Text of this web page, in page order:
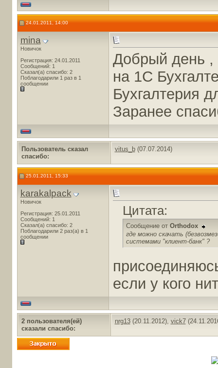
24.01.2011, 14:00
mina
Новичок
Регистрация: 24.01.2011
Сообщений: 1
Сказал(а) спасибо: 2
Поблагодарили 1 раз в 1
сообщении
Добрый день ,
на 1С
Бухгалтерия
Заранее
Пользователь сказал
cпасибо:
vitus_b(07.07.2014)
25.01.2011, 15:33
karakalpack
Новичок
Регистрация: 25.01.2011
Сообщений: 1
Сказал(а) спасибо: 2
Поблагодарили 2 раз(а) в 1
сообщении
Цитата:
Сообщение от Orthodox
где можно скачать
системами "клиент-банк" ?
если у кого
2 пользователя(ей)
сказали cпасибо:
nrg13(20.11.2012), vick7